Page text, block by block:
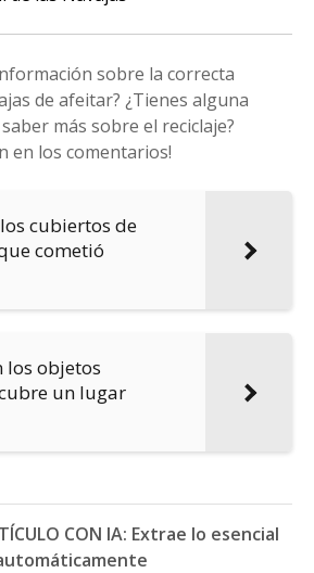
sobre la correcta
de afeitar? ¿Tienes alguna
más sobre el reciclaje?
en los comentarios!
cubiertos de
cometió
los objetos
un lugar
CON IA: Extrae lo esencial